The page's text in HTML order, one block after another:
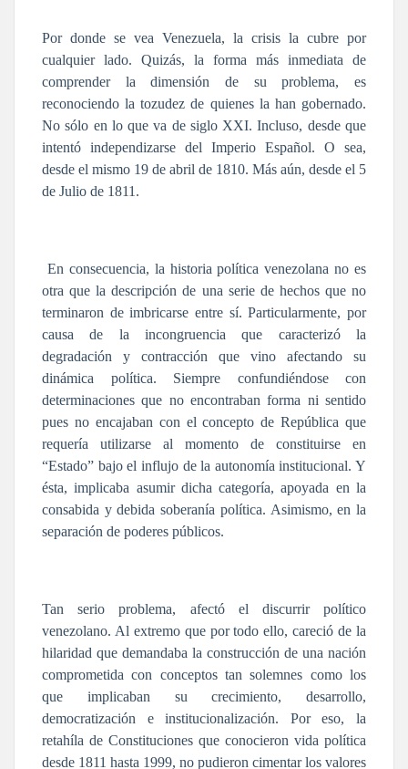
Por donde se vea Venezuela, la crisis la cubre por
cualquier lado. Quizás, la forma más inmediata de
comprender la dimensión de su problema, es
reconociendo la tozudez de quienes la han gobernado.
No sólo en lo que va de siglo XXI. Incluso, desde que
intentó independizarse del Imperio Español. O sea,
desde el mismo 19 de abril de 1810. Más aún, desde el 5
de Julio de 1811.
En consecuencia, la historia política venezolana no es
otra que la descripción de una serie de hechos que no
terminaron de imbricarse entre sí. Particularmente, por
causa de la incongruencia que caracterizó la
degradación y contracción que vino afectando su
dinámica política. Siempre confundiéndose con
determinaciones que no encontraban forma ni sentido
pues no encajaban con el concepto de República que
requería utilizarse al momento de constituirse en
“Estado” bajo el influjo de la autonomía institucional. Y
ésta, implicaba asumir dicha categoría, apoyada en la
consabida y debida soberanía política. Asimismo, en la
separación de poderes públicos.
Tan serio problema, afectó el discurrir político
venezolano. Al extremo que por todo ello, careció de la
hilaridad que demandaba la construcción de una nación
comprometida con conceptos tan solemnes como los
que implicaban su crecimiento, desarrollo,
democratización e institucionalización. Por eso, la
retahíla de Constituciones que conocieron vida política
desde 1811 hasta 1999, no pudieron cimentar los valores